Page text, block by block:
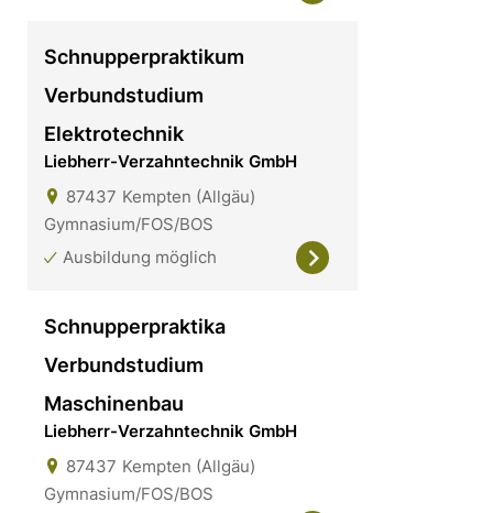
Schnupperpraktikum
Verbundstudium
Elektrotechnik
Liebherr-Verzahntechnik GmbH
87437 Kempten (Allgäu)
Gymnasium/FOS/BOS
Ausbildung möglich
Schnupperpraktika
Verbundstudium
Maschinenbau
Liebherr-Verzahntechnik GmbH
87437 Kempten (Allgäu)
Gymnasium/FOS/BOS